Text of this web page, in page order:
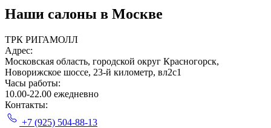
Наши салоны в Москве
ТРК РИГАМОЛЛ
Адрес:
Московская область, городской округ Красногорск,
Новорижское шоссе, 23-й километр, вл2с1
Часы работы:
10.00-22.00 ежедневно
Контакты:
+7 (925) 504-88-13